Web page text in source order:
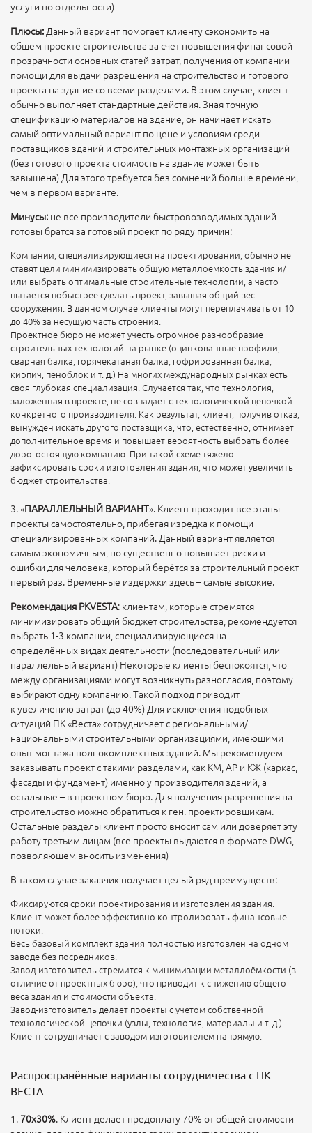
услуги по отдельности)
Плюсы: Данный вариант помогает клиенту сэкономить на
общем проекте строительства за счет повышения финансовой
прозрачности основных статей затрат, получения от компании
помощи для выдачи разрешения на строительство и готового
проекта на здание со всеми разделами. В этом случае, клиент
обычно выполняет стандартные действия. Зная точную
спецификацию материалов на здание, он начинает искать
самый оптимальный вариант по цене и условиям среди
поставщиков зданий и строительных монтажных организаций
(без готового проекта стоимость на здание может быть
завышена) Для этого требуется без сомнений больше времени,
чем в первом варианте.
Минусы: не все производители быстровозводимых зданий
готовы братся за готовый проект по ряду причин:
Компании, специализирующиеся на проектировании, обычно не
ставят цели минимизировать общую металлоемкость здания и/
или выбрать оптимальные строительные технологии, а часто
пытается побыстрее сделать проект, завышая общий вес
сооружения. В данном случае клиенты могут переплачивать от 10
до 40% за несущую часть строения.
Проектное бюро не может учесть огромное разнообразие
строительных технологий на рынке (оцинкованные профили,
сварная балка, горячекатаная балка, гофрированная балка,
кирпич, пеноблок и т. д.) На многих международных рынках есть
своя глубокая специализация. Случается так, что технология,
заложенная в проекте, не совпадает с технологической цепочкой
конкретного производителя. Как результат, клиент, получив отказ,
вынужден искать другого поставщика, что, естественно, отнимает
дополнительное время и повышает вероятность выбрать более
дорогостоящую компанию. При такой схеме тяжело
зафиксировать сроки изготовления здания, что может увеличить
бюджет строительства.
3. «ПАРАЛЛЕЛЬНЫЙ ВАРИАНТ». Клиент проходит все этапы
проекты самостоятельно, прибегая изредка к помощи
специализированных компаний. Данный вариант является
самым экономичным, но существенно повышает риски и
ошибки для человека, который берётся за строительный проект
первый раз. Временные издержки здесь – самые высокие.
Рекомендация PKVESTA: клиентам, которые стремятся
минимизировать общий бюджет строительства, рекомендуется
выбрать 1-3 компании, специализирующиеся на
определённых видах деятельности (последовательный или
параллельный вариант) Некоторые клиенты беспокоятся, что
между организациями могут возникнуть разногласия, поэтому
выбирают одну компанию. Такой подход приводит
к увеличению затрат (до 40%) Для исключения подобных
ситуаций ПК «Веста» сотрудничает с региональными/
национальными строительными организациями, имеющими
опыт монтажа полнокомплектных зданий. Мы рекомендуем
заказывать проект с такими разделами, как КМ, АР и КЖ (каркас,
фасады и фундамент) именно у производителя зданий, а
остальные – в проектном бюро. Для получения разрешения на
строительство можно обратиться к ген. проектировщикам.
Остальные разделы клиент просто вносит сам или доверяет эту
работу третьим лицам (все проекты выдаются в формате DWG,
позволяющем вносить изменения)
В таком случае заказчик получает целый ряд преимуществ:
Фиксируются сроки проектирования и изготовления здания.
Клиент может более эффективно контролировать финансовые
потоки.
Весь базовый комплект здания полностью изготовлен на одном
заводе без посредников.
Завод-изготовитель стремится к минимизации металлоёмкости (в
отличие от проектных бюро), что приводит к снижению общего
веса здания и стоимости объекта.
Завод-изготовитель делает проекты с учетом собственной
технологической цепочки (узлы, технология, материалы и т. д.).
Клиент сотрудничает с заводом-изготовителем напрямую.
Распространённые варианты сотрудничества с ПК
ВЕСТА
1. 70х30%. Клиент делает предоплату 70% от общей стоимости